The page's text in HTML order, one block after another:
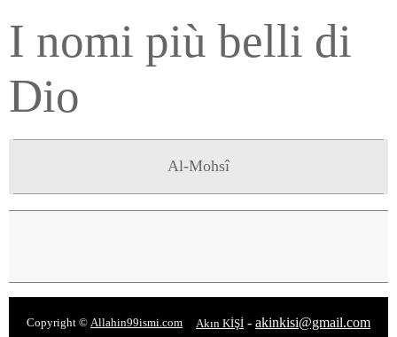
I nomi più belli di
Dio
Al-Mohsî
Copyright © Allahin99ismi.com Akın KİŞİ - akinkisi@gmail.com